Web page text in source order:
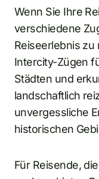
Wenn Sie Ihre
verschiedene
Reiseerlebnis zu
Intercity-Zügen
Städten und
landschaftlich
unvergessliche
historischen
Für Reisende,